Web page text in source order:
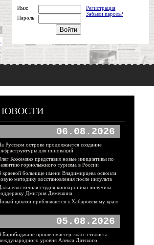
Имя:
Регистрация
Забыли пароль?
Пароль:
06.08.2026
Русском острове продолжается создание
для инноваций
Кожемяко представил новые инициативы по
горнолыжного туризма в России
краевой больнице имени Владимирцева освоили
методику восстановления после инсульта
студия кинохроники получила
Дмитрия Демешина
циклон приближается к Хабаровскому краю
05.08.2026
Биробиджане прошел мастер-класс стилиста
уровня Алекса Датского